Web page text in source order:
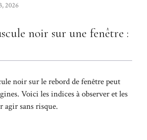
2026
noir sur une fenêtre :
noir sur le rebord de fenêtre peut
Voici les indices à observer et les
agir sans risque.